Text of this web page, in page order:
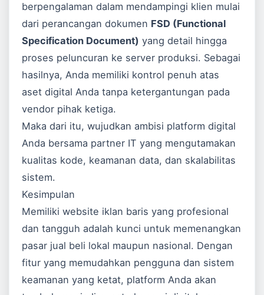
berpengalaman dalam mendampingi klien mulai
dari perancangan dokumen FSD (Functional
Specification Document) yang detail hingga
proses peluncuran ke server produksi. Sebagai
hasilnya, Anda memiliki kontrol penuh atas
aset digital Anda tanpa ketergantungan pada
vendor pihak ketiga.
Maka dari itu, wujudkan ambisi platform digital
Anda bersama partner IT yang mengutamakan
kualitas kode, keamanan data, dan skalabilitas
sistem.
Kesimpulan
Memiliki website iklan baris yang profesional
dan tangguh adalah kunci untuk memenangkan
pasar jual beli lokal maupun nasional. Dengan
fitur yang memudahkan pengguna dan sistem
keamanan yang ketat, platform Anda akan